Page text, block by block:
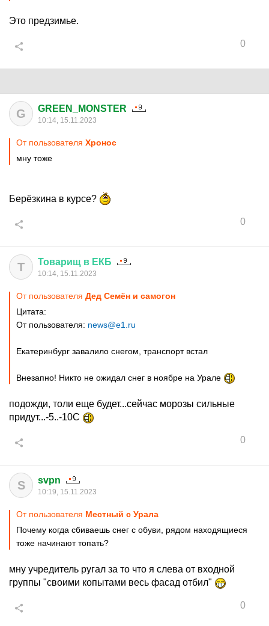
Это предзимье.
0
G GREEN_MONSTER
10:14, 15.11.2023
От пользователя Хронос
мну тоже
Берëзкина в курсе?
0
Т Товарищ в ЕКБ
10:14, 15.11.2023
От пользователя Дед Семён и самогон
Цитата:
От пользователя: news@e1.ru
Екатеринбург завалило снегом, транспорт встал
Внезапно! Никто не ожидал снег в ноябре на Урале
подожди, толи еще будет...сейчас морозы сильные
придут...-5..-10С
0
S svpn
10:19, 15.11.2023
От пользователя Местный с Урала
Почему когда сбиваешь снег с обуви, рядом находящиеся
тоже начинают топать?
мну учредитель ругал за то что я слева от входной
группы "своими копытами весь фасад отбил"
0